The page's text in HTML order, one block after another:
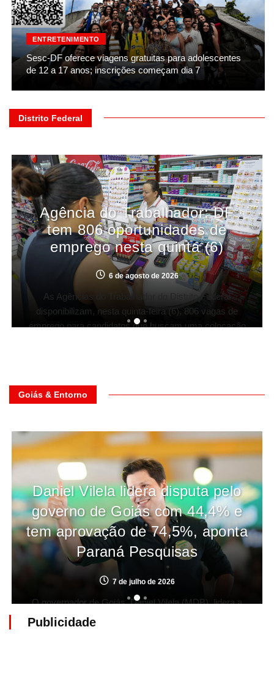
ENTRETENIMENTO
Sesc-DF oferece viagens gratuitas para adolescentes
de 12 a 17 anos; inscrições começam dia 7
Distrito Federal
Agência do Trabalhador: DF
tem 806 oportunidades de
emprego nesta quinta (6)
6 de agosto de 2026
As Agências do Trabalhador do Distrito Federal
disponibilizam, nesta quinta-feira (6), 806 vagas de
emprego para candidatos que buscam uma colocação
Goiás & Entorno
Daniel Vilela lidera disputa pelo
governo de Goiás com 44,4% e
tem aprovação de 74,5%, aponta
Paraná Pesquisas
7 de julho de 2026
O governador de Goiás, Daniel Vilela (MDB), lidera a
corrida pelo Palácio das Esmeraldas, segundo
Publicidade